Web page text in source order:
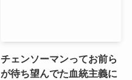
チェンソーマンってお前ら
が待ち望んでた血統主義に